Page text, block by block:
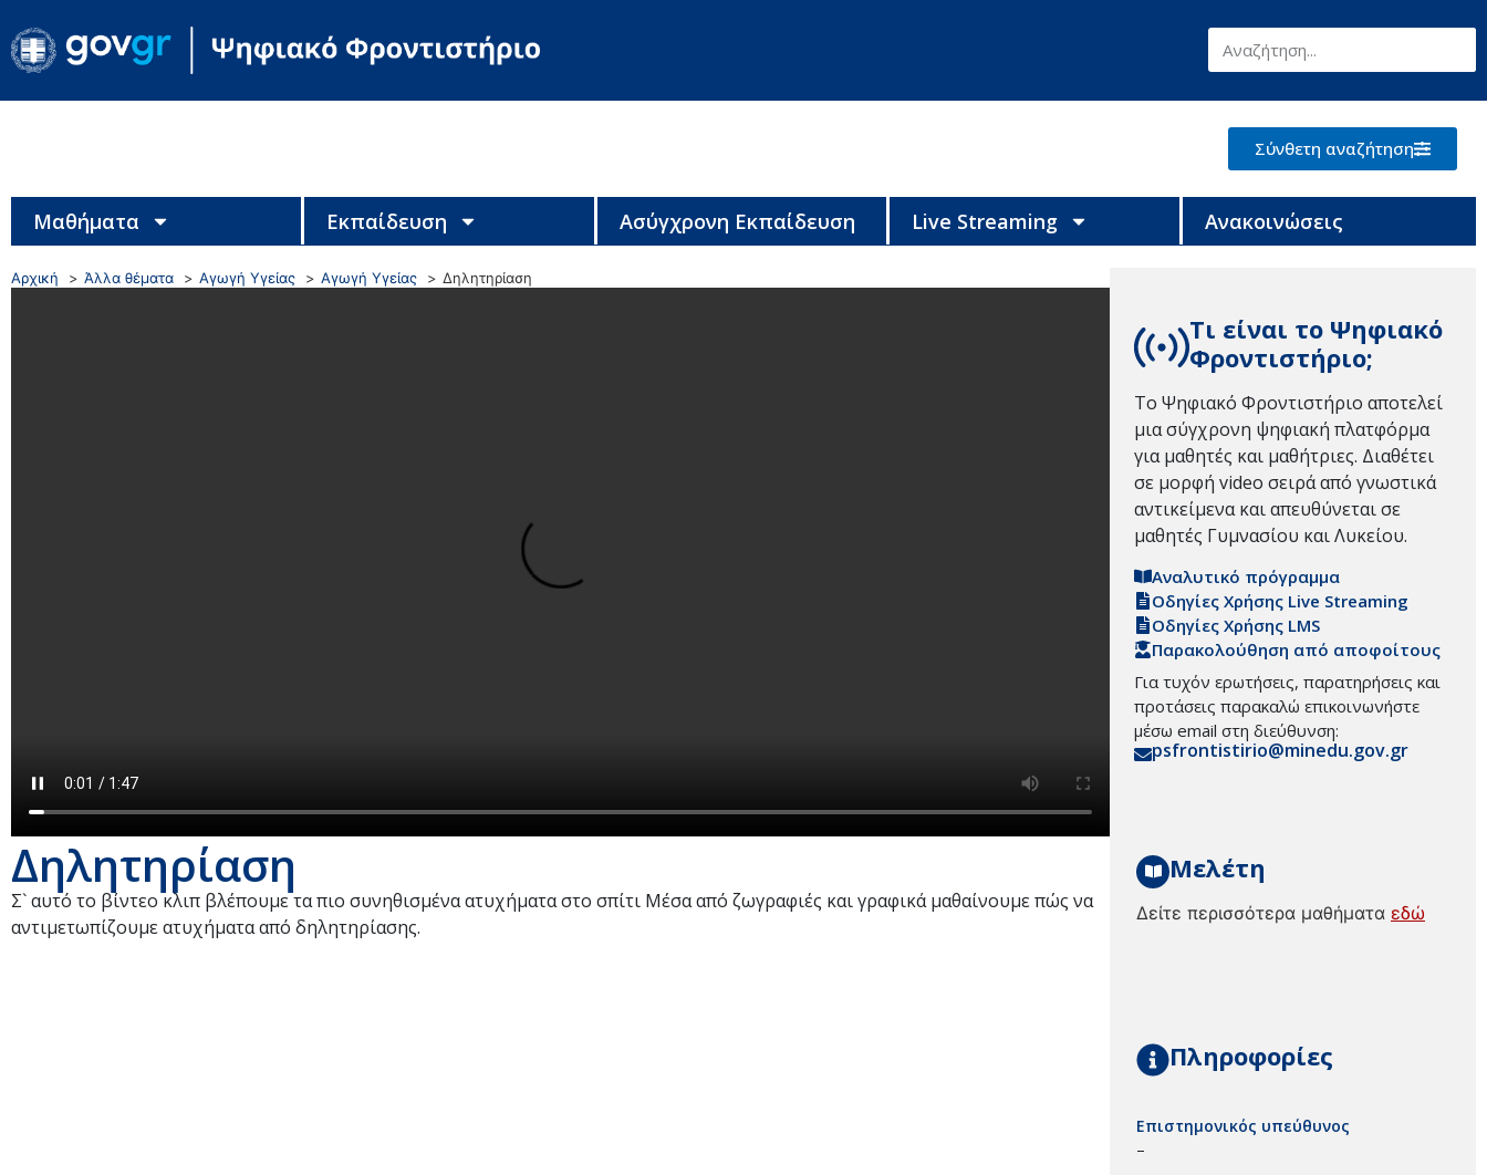
Σύνθετη αναζήτηση
Μαθήματα Εκπαίδευση Ασύγχρονη Εκπαίδευση Live Streaming Ανακοινώσεις
Αρχική Άλλα θέματα Αγωγή Υγείας Αγωγή Υγείας Δηλητηρίαση
Δηλητηρίαση
Σ` αυτό το βίντεο κλιπ βλέπουμε τα πιο συνηθισμένα ατυχήματα στο σπίτι Μέσα από ζωγραφιές και γραφικά μαθαίνουμε πώς να
αντιμετωπίζουμε ατυχήματα από δηλητηρίασης.
Τι είναι το Ψηφιακό
Φροντιστήριο;
Το Ψηφιακό Φροντιστήριο αποτελεί
μια σύγχρονη ψηφιακή πλατφόρμα
για μαθητές και μαθήτριες. Διαθέτει
σε μορφή video σειρά από γνωστικά
αντικείμενα και απευθύνεται σε
μαθητές Γυμνασίου και Λυκείου.
Αναλυτικό πρόγραμμα
Οδηγίες Χρήσης Live Streaming
Οδηγίες Χρήσης LMS
Παρακολούθηση από αποφοίτους
Για τυχόν ερωτήσεις, παρατηρήσεις και
προτάσεις παρακαλώ επικοινωνήστε
μέσω email στη διεύθυνση:
psfrontistirio@minedu.gov.gr
Μελέτη
Δείτε περισσότερα μαθήματα εδώ
Πληροφορίες
Επιστημονικός υπεύθυνος
–